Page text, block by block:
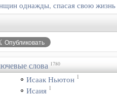
однажды, спасая свою
слова 1780
Исаак Ньютон 1
Исаия 1